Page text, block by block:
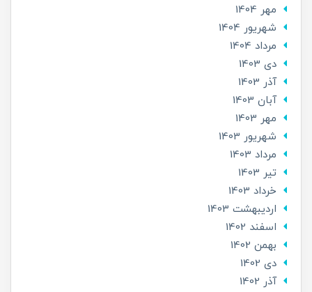
مهر 1404
شهریور 1404
مرداد 1404
دی 1403
آذر 1403
آبان 1403
مهر 1403
شهریور 1403
مرداد 1403
تير 1403
خرداد 1403
ارديبهشت 1403
اسفند 1402
بهمن 1402
دی 1402
آذر 1402